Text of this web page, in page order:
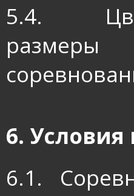
5.4.
размеры
6.
6.1.